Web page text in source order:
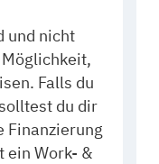
und nicht
Falls du
du dir
Finanzierung
ein Work- &